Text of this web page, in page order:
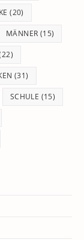
(20)
MÄNNER (15)
(31)
SCHULE (15)